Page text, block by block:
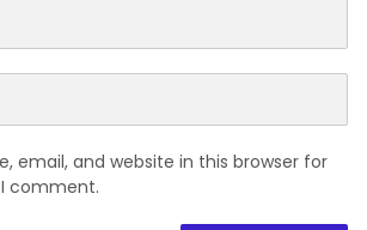
email, and website in this browser for
comment.